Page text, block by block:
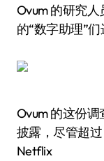
Ovum 的研究人
的“数字助理”们
Ovum 的这份
披露，尽管超
Netflix